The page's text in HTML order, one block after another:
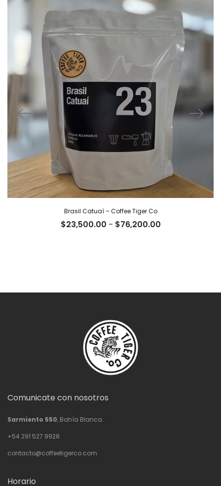
Brasil Catuaí – Coffee Tiger Co
$23,500.00 - $76,200.00Rango
Comunicate con nosotros
Sarmiento 550, Bahía Blanca.
+54 291 527 9928
contacto@coffeetigerco.com
Horario